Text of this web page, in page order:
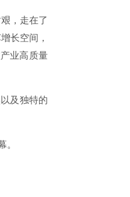
，走在了
长空间，
业高质量
及独特的